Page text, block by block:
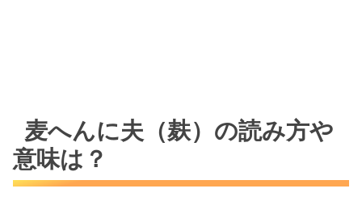
麦へんに夫（麸）の読み方や
意味は？